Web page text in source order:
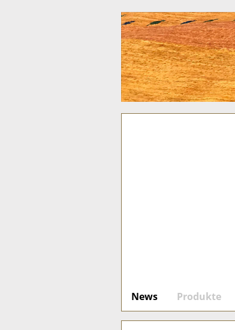
News Produkte